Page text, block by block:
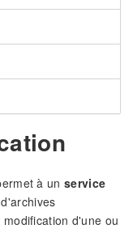
à un service
d'une ou